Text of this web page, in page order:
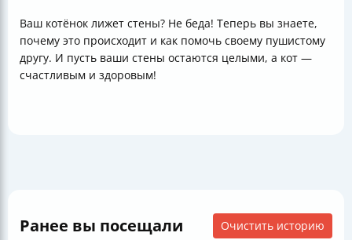
Ваш котёнок лижет стены? Не беда! Теперь вы знаете,
почему это происходит и как помочь своему пушистому
другу. И пусть ваши стены остаются целыми, а кот —
счастливым и здоровым!
Ранее вы посещали Очистить историю